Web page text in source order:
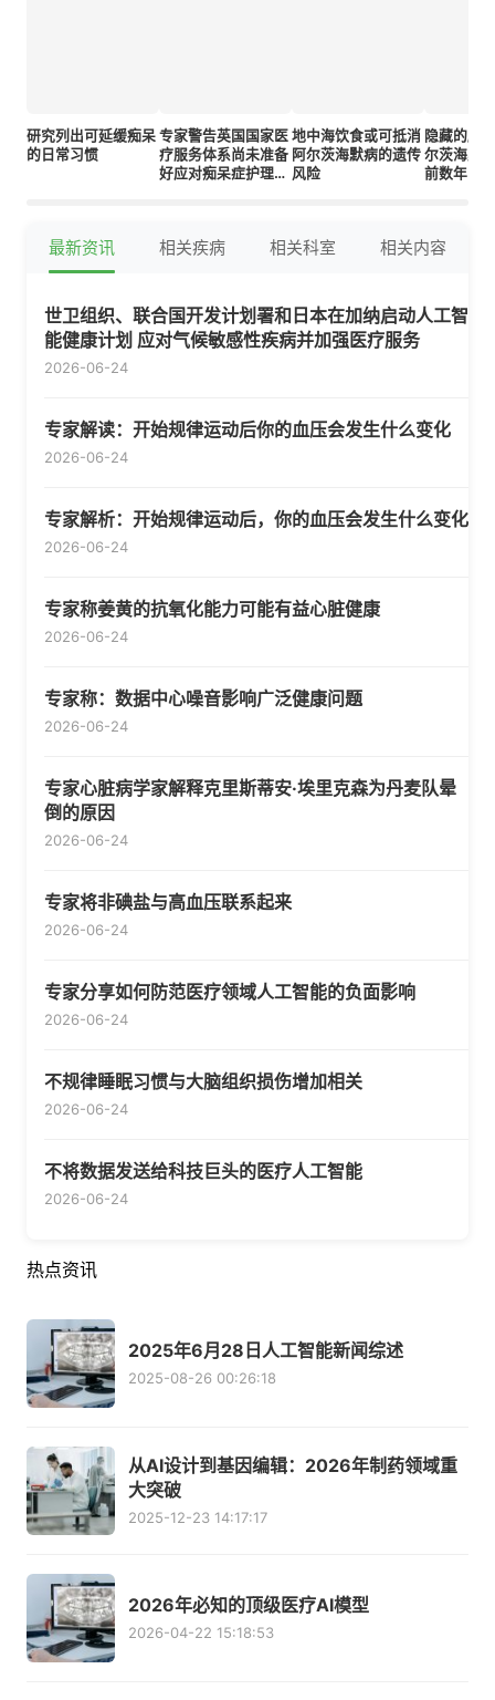
研究列出可延缓痴呆
的日常习惯
专家警告英国国家医
疗服务体系尚未准备
好应对痴呆症护理革
地中海饮食或可抵消
阿尔茨海默病的遗传
风险
隐藏的脑
尔茨海默
前数年的
最新资讯 相关疾病 相关科室 相关内容
世卫组织、联合国开发计划署和日本在加纳启动人工智
能健康计划 应对气候敏感性疾病并加强医疗服务
2026-06-24
专家解读：开始规律运动后你的血压会发生什么变化
2026-06-24
专家解析：开始规律运动后，你的血压会发生什么变化
2026-06-24
专家称姜黄的抗氧化能力可能有益心脏健康
2026-06-24
专家称：数据中心噪音影响广泛健康问题
2026-06-24
专家心脏病学家解释克里斯蒂安·埃里克森为丹麦队晕
倒的原因
2026-06-24
专家将非碘盐与高血压联系起来
2026-06-24
专家分享如何防范医疗领域人工智能的负面影响
2026-06-24
不规律睡眠习惯与大脑组织损伤增加相关
2026-06-24
不将数据发送给科技巨头的医疗人工智能
2026-06-24
热点资讯
2025年6月28日人工智能新闻综述
2025-08-26 00:26:18
从AI设计到基因编辑：2026年制药领域重
大突破
2025-12-23 14:17:17
2026年必知的顶级医疗AI模型
2026-04-22 15:18:53